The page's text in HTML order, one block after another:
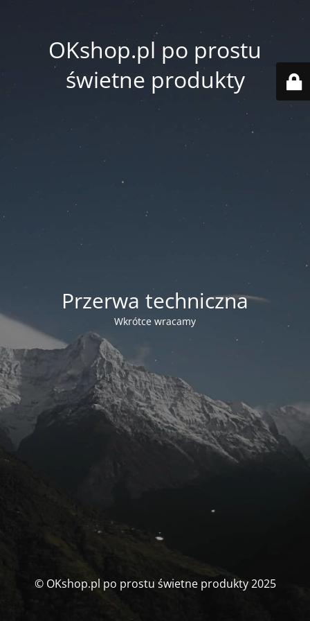
OKshop.pl po prostu
świetne produkty
Przerwa techniczna
Wkrótce wracamy
© OKshop.pl po prostu świetne produkty 2025